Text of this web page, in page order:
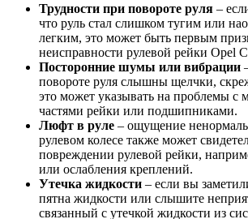
Трудности при повороте руля –
что руль стал слишком тугим или
легким, это может быть первым
неисправности рулевой рейки Opel
Посторонние шумы или вибрации
повороте руля слышны щелчки,
это может указывать на проблемы с
частями рейки или подшипниками.
Люфт в руле – ощущение
рулевом колесе также может
повреждении рулевой рейки,
или ослабления креплений.
Утечка жидкости – если вы
пятна жидкости или слышите
связанный с утечкой жидкости из